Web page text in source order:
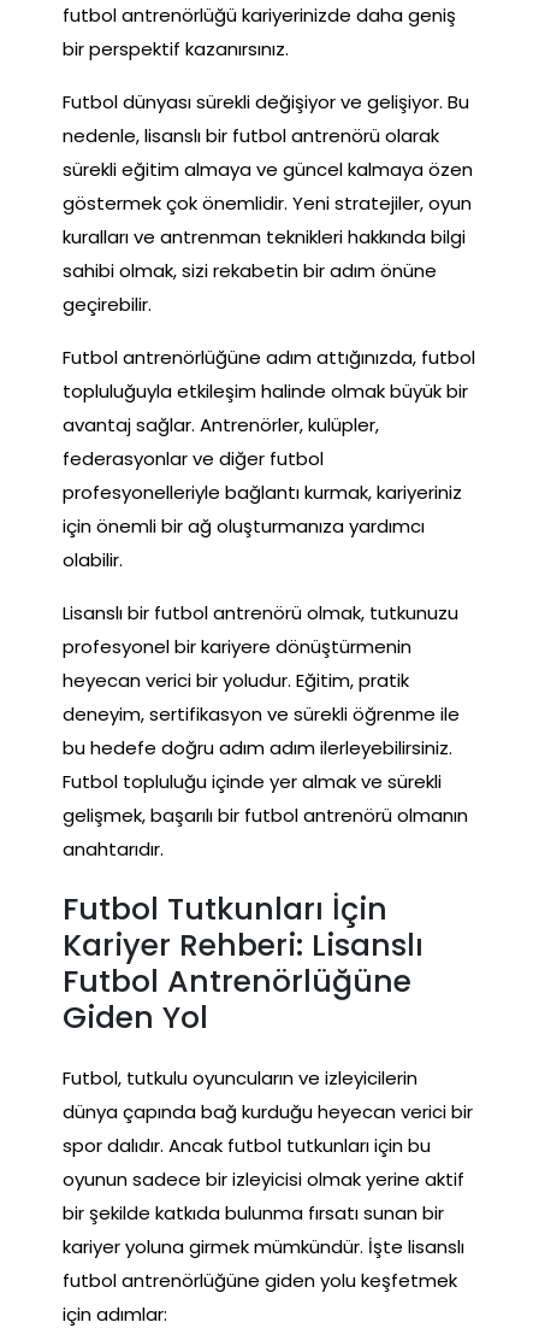
futbol antrenörlüğü kariyerinizde daha geniş
bir perspektif kazanırsınız.
Futbol dünyası sürekli değişiyor ve gelişiyor. Bu
nedenle, lisanslı bir futbol antrenörü olarak
sürekli eğitim almaya ve güncel kalmaya özen
göstermek çok önemlidir. Yeni stratejiler, oyun
kuralları ve antrenman teknikleri hakkında bilgi
sahibi olmak, sizi rekabetin bir adım önüne
geçirebilir.
Futbol antrenörlüğüne adım attığınızda, futbol
topluluğuyla etkileşim halinde olmak büyük bir
avantaj sağlar. Antrenörler, kulüpler,
federasyonlar ve diğer futbol
profesyonelleriyle bağlantı kurmak, kariyeriniz
için önemli bir ağ oluşturmanıza yardımcı
olabilir.
Lisanslı bir futbol antrenörü olmak, tutkunuzu
profesyonel bir kariyere dönüştürmenin
heyecan verici bir yoludur. Eğitim, pratik
deneyim, sertifikasyon ve sürekli öğrenme ile
bu hedefe doğru adım adım ilerleyebilirsiniz.
Futbol topluluğu içinde yer almak ve sürekli
gelişmek, başarılı bir futbol antrenörü olmanın
anahtarıdır.
Futbol Tutkunları İçin
Kariyer Rehberi: Lisanslı
Futbol Antrenörlüğüne
Giden Yol
Futbol, tutkulu oyuncuların ve izleyicilerin
dünya çapında bağ kurduğu heyecan verici bir
spor dalıdır. Ancak futbol tutkunları için bu
oyunun sadece bir izleyicisi olmak yerine aktif
bir şekilde katkıda bulunma fırsatı sunan bir
kariyer yoluna girmek mümkündür. İşte lisanslı
futbol antrenörlüğüne giden yolu keşfetmek
için adımlar: